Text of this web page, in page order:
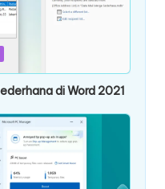
di Word 2021